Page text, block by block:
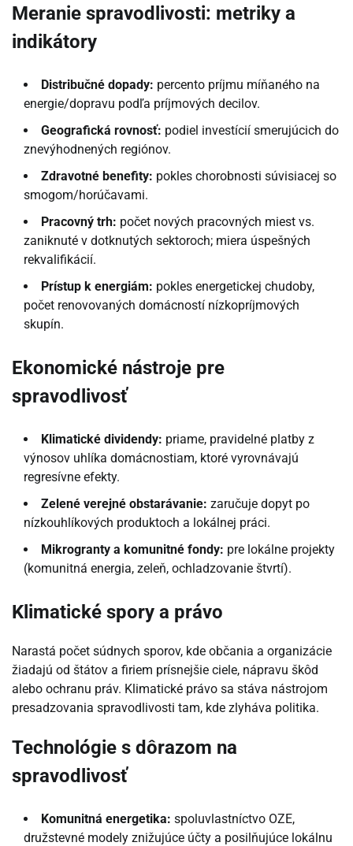
Meranie spravodlivosti: metriky a
indikátory
Distribučné dopady: percento príjmu míňaného na
energie/dopravu podľa príjmových decilov.
Geografická rovnosť: podiel investícií smerujúcich do
znevýhodnených regiónov.
Zdravotné benefity: pokles chorobnosti súvisiacej so
smogom/horúčavami.
Pracovný trh: počet nových pracovných miest vs.
zaniknuté v dotknutých sektoroch; miera úspešných
rekvalifikácií.
Prístup k energiám: pokles energetickej chudoby,
počet renovovaných domácností nízkopríjmových
skupín.
Ekonomické nástroje pre
spravodlivosť
Klimatické dividendy: priame, pravidelné platby z
výnosov uhlíka domácnostiam, ktoré vyrovnávajú
regresívne efekty.
Zelené verejné obstarávanie: zaručuje dopyt po
nízkouhlíkových produktoch a lokálnej práci.
Mikrogranty a komunitné fondy: pre lokálne projekty
(komunitná energia, zeleň, ochladzovanie štvrtí).
Klimatické spory a právo
Narastá počet súdnych sporov, kde občania a organizácie
žiadajú od štátov a firiem prísnejšie ciele, nápravu škôd
alebo ochranu práv. Klimatické právo sa stáva nástrojom
presadzovania spravodlivosti tam, kde zlyháva politika.
Technológie s dôrazom na
spravodlivosť
Komunitná energetika: spoluvlastníctvo OZE,
družstevné modely znižujúce účty a posilňujúce lokálnu